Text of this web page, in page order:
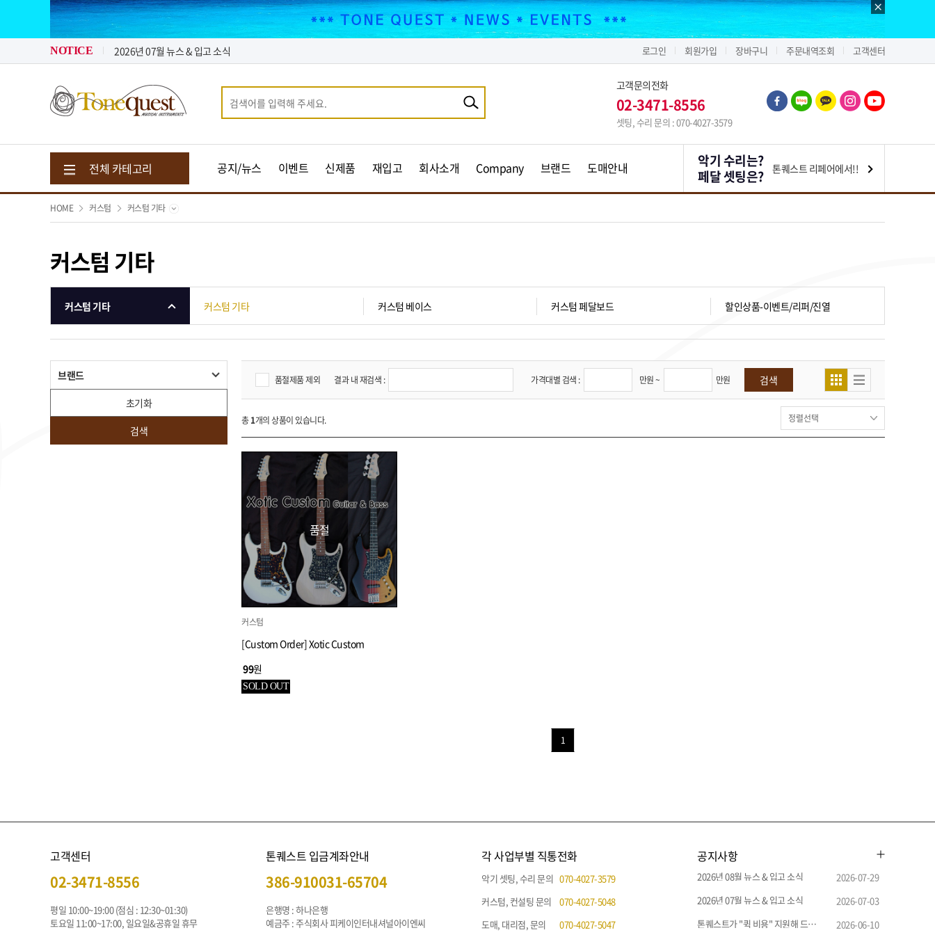
NOTICE
2026년 08월 뉴스 & 입고 소식
2026년 07월 뉴스 & 입고 소식
2026년 08월 뉴스 & 입고 소식
로그인 회원가입 장바구니 주문내역조회 고객센터
고객문의전화
02-3471-8556
셋팅, 수리 문의 : 070-4027-3579
전체 카테고리 공지/뉴스 이벤트 신제품 재입고 회사소개 Company 브랜드 도매안내
악기 수리는?
페달 셋팅은?
톤퀘스트 리페어에서!!
HOME 커스텀 커스텀 기타
커스텀 기타
커스텀 기타 커스텀 기타 커스텀 베이스 커스텀 페달보드 할인상품-이벤트/리퍼/진열
브랜드
초기화
검색
품절제품 제외 결과 내 재검색 : 가격대별 검색 : 만원 ~ 만원 검색
총1개의 상품이 있습니다.
품절
커스텀
[Custom Order] Xotic Custom
99원
SOLD OUT
1
고객센터
02-3471-8556
평일 10:00~19:00 (점심 : 12:30~01:30)
토요일 11:00~17:00, 일요일&공휴일 휴무
톤퀘스트 입금계좌안내
386-910031-65704
은행명 : 하나은행
예금주 : 주식회사 피케이인터내셔널아이엔씨
각 사업부별 직통전화
악기 셋팅, 수리 문의 070-4027-3579
커스텀, 컨설팅 문의
070-4027-5048
도매, 대리점, 문의
070-4027-5047
공지사항
2026년 08월 뉴스 & 입고 소식
2026-07-29
2026년 07월 뉴스 & 입고 소식
2026-07-03
톤퀘스트가 "퀵 비용" 지원해 드립니다.
2026-06-10